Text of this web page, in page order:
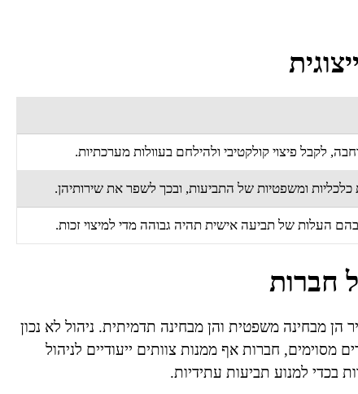
לקבל פיצוי קולקטיבי ולהילחם בעוולות מערכתיות.
ומשפטיות של התביעות, ובכך לשפר את שירותיהן.
העלות של תביעה אישית תהיה גבוהה מדי למיצוי זכות.
חברות
הן מבחינה משפטית והן מבחינה תדמיתית. ניהול לא נכון
מסוימים, חברות אף ממנות צוותים ייעודיים לניהול
בכדי למנוע תביעות עתידיות.